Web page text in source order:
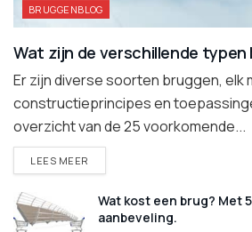
BRUGGENBLOG
Wat zijn de verschillende typen
Er zijn diverse soorten bruggen, elk
constructieprincipes en
overzicht van de 25 voorkomende...
LEES MEER
Wat kost een brug? Met
aanbeveling.